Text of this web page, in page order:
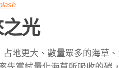
之光
地更大、數量眾多的海草